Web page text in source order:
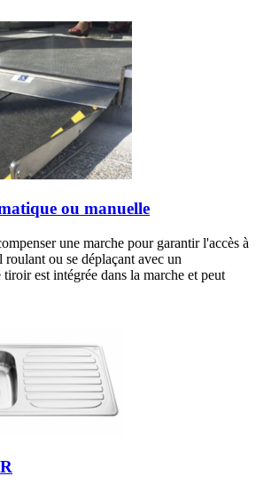
ou manuelle
une marche pour garantir l'accès à
roulant ou se déplaçant avec un
est intégrée dans la marche et peut